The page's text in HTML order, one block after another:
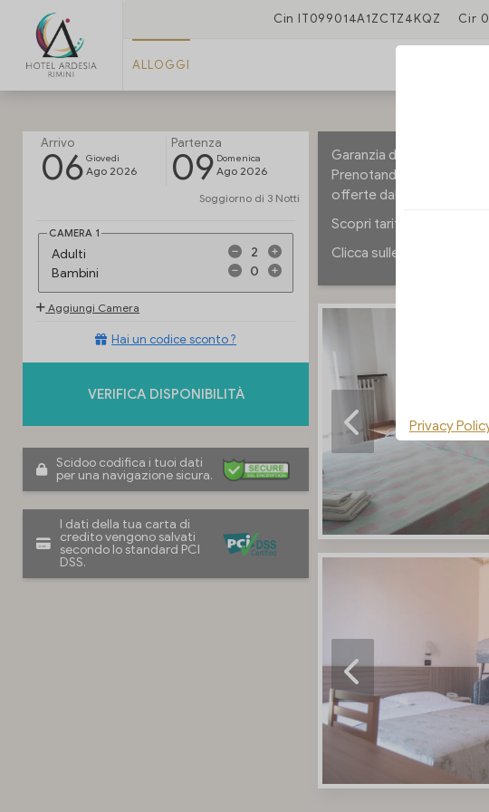
Cin IT099014A1ZCTZ4KQZ Cir
ALLOGGI
Arrivo
06 Giovedi
Ago 2026
Partenza
09 Domenica
Ago 2026
Soggiorno di 3 Notti
CAMERA 1
Adulti
Bambini
Aggiungi Camera
Hai un codice sconto ?
VERIFICA DISPONIBILITÀ
Scidoo codifica i tuoi dati
per una navigazione sicura.
I dati della tua carta di
credito vengono salvati
secondo lo standard PCI
DSS.
Garanzia del miglior
Prenotando
offerte dall'hotel.
Scopri tariffe uniche e
Clicca sulle date per
Privacy